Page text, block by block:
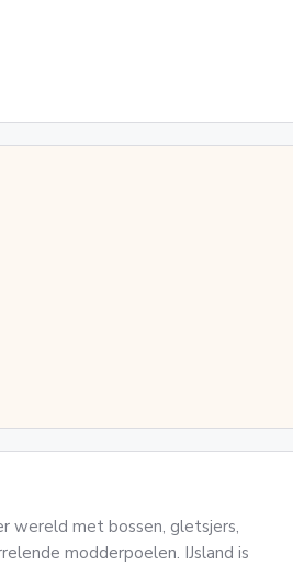
wereld met bossen, gletsjers,
modderpoelen. IJsland is